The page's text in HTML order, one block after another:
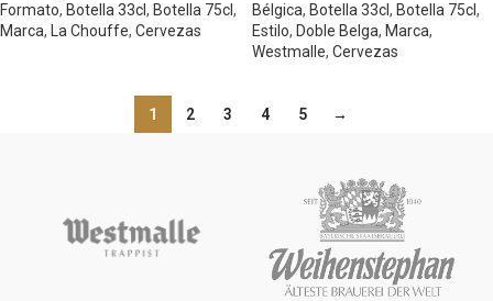
Formato, Botella 33cl, Botella 75cl,
Marca, La Chouffe, Cervezas
Bélgica, Botella 33cl, Botella 75cl,
Estilo, Doble Belga, Marca,
Westmalle, Cervezas
1 2 3 4 5 →